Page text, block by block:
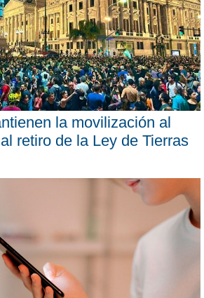
la movilización al
retiro de la Ley de Tierras